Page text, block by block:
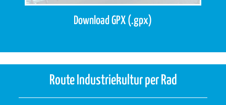
Download GPX (.gpx)
Route Industriekultur per Rad